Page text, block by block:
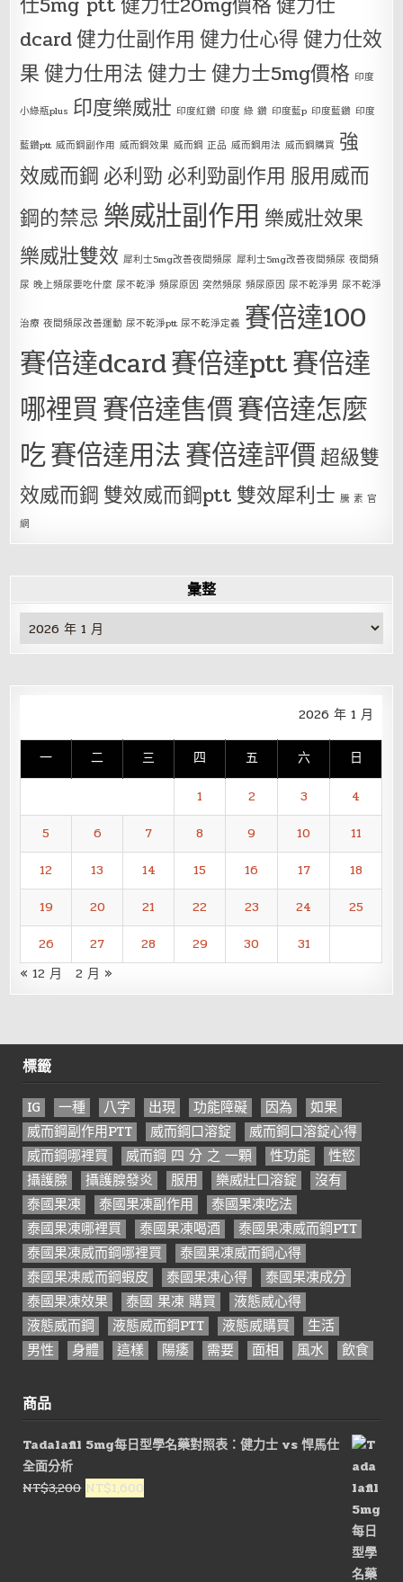
dcard健力仕副作用 健力仕心得健力仕效
果健力仕用法健力士健力士5mg價格 印度
小綠瓶plus 印度樂威壯 印度紅鑽 印度 綠 鑽 印度藍p 印度藍鑽 印度
藍鑽ptt 威而鋼副作用 威而鋼效果 威而鋼 正品 威而鋼用法 威而鋼購買 強
效威而鋼 必利勁 必利勁副作用 服用威而
鋼的禁忌 樂威壯副作用 樂威壯效果
樂威壯雙效 犀利士5mg改善夜間頻尿 犀利士5mg改善夜間頻尿 夜間頻
尿 晚上頻尿要吃什麼 尿不乾淨 頻尿原因 突然頻尿 頻尿原因 尿不乾淨男 尿不乾淨
治療 夜間頻尿改善運動 尿不乾淨ptt 尿不乾淨定義 賽倍達100
賽倍達dcard賽倍達ptt賽倍達
哪裡買賽倍達售價賽倍達怎麼
吃賽倍達用法賽倍達評價超級雙
效威而鋼 雙效威而鋼ptt 雙效犀利士 騰 素 官
網
彙整
彙
整
2026 年 1 月
一 二 三 四 五 六 日
1 2 3
4
5
6 7 8 9 10
11
12
13 14 15 16 17
18
19
20 21 22 23 24
25
26
27 28 29 30
31
« 12 月
2 月 »
標籤
IG 一種 八字 出現 功能障礙 因為
如果
威而鋼副作用PTT
威而鋼口溶錠
威而鋼口溶錠心得
威而鋼哪裡買
威而鋼 四 分 之 一顆 性功能
性慾
攝護腺
攝護腺發炎 服用 樂威壯口溶錠
沒有
泰國果凍
泰國果凍副作用
泰國果凍吃法
泰國果凍哪裡買
泰國果凍喝酒
泰國果凍威而鋼PTT
泰國果凍威而鋼哪裡買
泰國果凍威而鋼心得
泰國果凍威而鋼蝦皮
泰國果凍心得
泰國果凍成分
泰國果凍效果
泰國 果凍 購買
液態威心得
液態威而鋼
液態威而鋼PTT 液態威購買
生活
男性
身體 這樣 陽痿 需要 面相 風水 飲食
商品
Tadalafil 5mg每日型學名藥對照表：健力士 vs 悍馬仕
全面分析
NT$3,200 原
NT$1,600